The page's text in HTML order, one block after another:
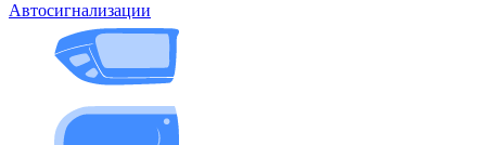
Автосигнализации